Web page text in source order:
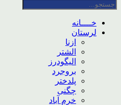
خــــانه
لرستان
ازنا
الشتر
الیگودرز
بروجرد
پلدختر
چگنی
خرم آباد